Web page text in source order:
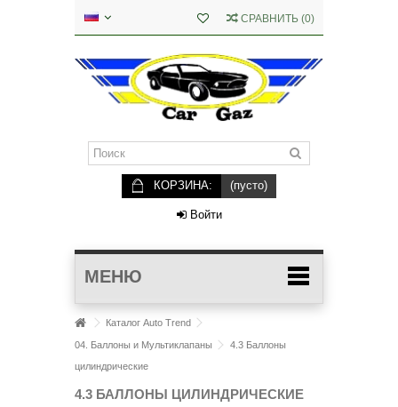
СРАВНИТЬ (0)
КОРЗИНА: (пусто)
Войти
МЕНЮ
Каталог Auto Trend
04. Баллоны и Мультиклапаны
4.3 Баллоны
цилиндрические
4.3 БАЛЛОНЫ ЦИЛИНДРИЧЕСКИЕ